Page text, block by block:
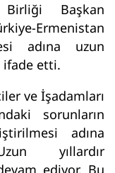
Başkan
Ermenistan
adına uzun
ifade etti.
ve İşadamları
sorunların
adına
yıllardır
ediyor. Bu